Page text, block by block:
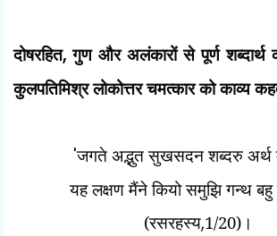
दोषरहित,गुण और अलंकारों से पूर्ण शब्दार्थ
कुलपतिमिश्र लोकोत्तर चमत्कार को काव्य
'जगते अद्भुत सुखसदन शब्दरु अर्थ
यह लक्षण मैंने कियो समुझि गन्थ बहु
(रसरहस्य,1/20)।